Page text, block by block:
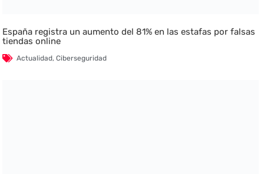
España registra un aumento del 81% en las estafas por falsas
tiendas online
Actualidad,Ciberseguridad